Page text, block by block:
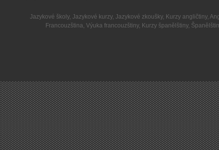
Jazykové školy, Jazykové kurzy, Jazykové zkoušky, Kurzy angličtiny,
Francouzština,Výuka francouzštiny, Kurzy španělštiny,